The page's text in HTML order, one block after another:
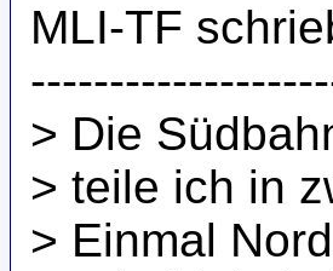
MLI-TF
> Die
> teile ich in
> Einmal